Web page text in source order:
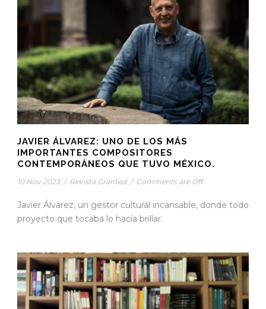
JAVIER ÁLVAREZ: UNO DE LOS MÁS
IMPORTANTES COMPOSITORES
CONTEMPORÁNEOS QUE TUVO MÉXICO.
10 Nov 2023 / Revista Granted / Comments are Off
Javier Álvarez, un gestor cultural incansable, donde todo
proyecto que tocaba lo hacía brillar.